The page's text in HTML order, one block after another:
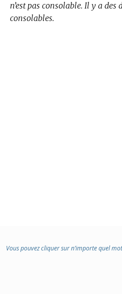
n’est pas consolable. Il y a
consolables.
Vous pouvez cliquer sur n’importe quel